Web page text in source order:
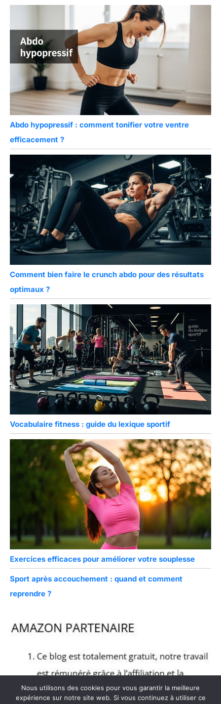
Abdo hypopressif : comment tonifier votre ventre
efficacement ?
Comment bien faire le crunch abdo pour des résultats
optimaux ?
Vocabulaire fitness : guide du lexique sportif
Exercices efficaces pour améliorer votre souplesse
Sport après accouchement : quand et comment
reprendre ?
Nous utilisons des cookies pour vous garantir la meilleure
expérience sur notre site web. Si vous continuez à utiliser ce